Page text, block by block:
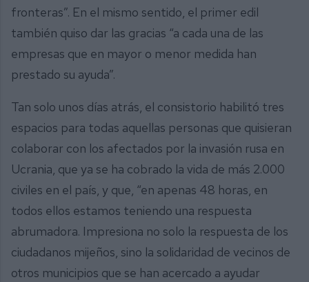
fronteras”. En el mismo sentido, el primer edil
también quiso dar las gracias “a cada una de las
empresas que en mayor o menor medida han
prestado su ayuda”.
Tan solo unos días atrás, el consistorio habilitó tres
espacios para todas aquellas personas que quisieran
colaborar con los afectados por la invasión rusa en
Ucrania, que ya se ha cobrado la vida de más 2.000
civiles en el país, y que, “en apenas 48 horas, en
todos ellos estamos teniendo una respuesta
abrumadora. Impresiona no solo la respuesta de los
ciudadanos mijeños, sino la solidaridad de vecinos de
otros municipios que se han acercado a ayudar